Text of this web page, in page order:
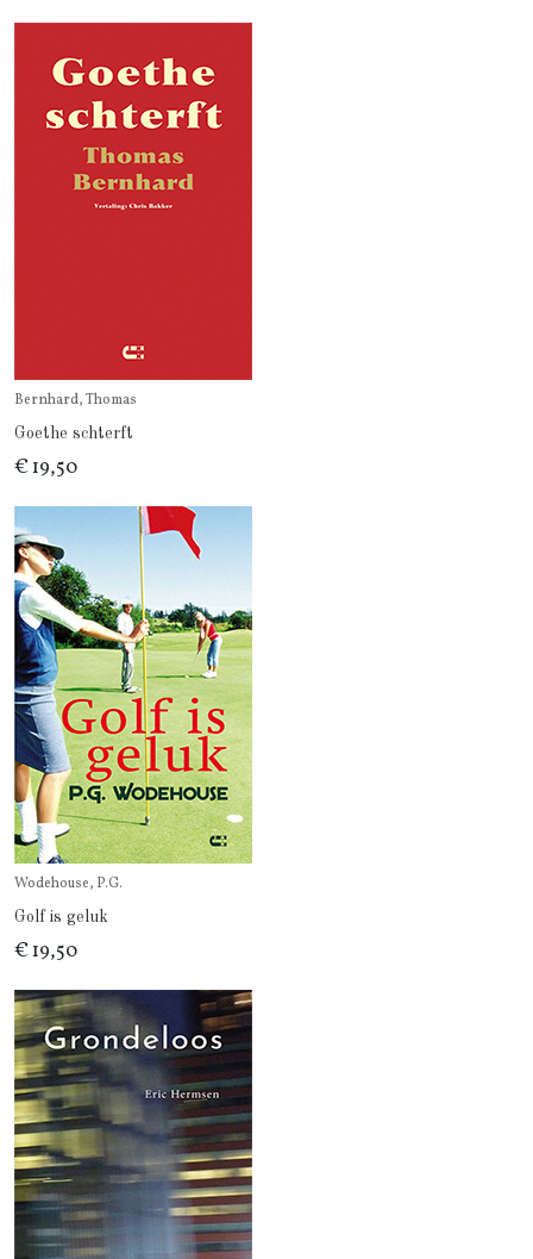
Bernhard, Thomas
Goethe schterft
€ 19,50
Wodehouse, P.G.
Golf is geluk
€ 19,50